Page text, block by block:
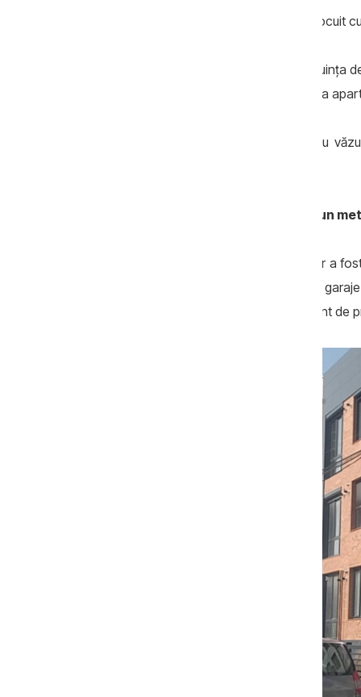
Omul legii ne-a spus că în acest timp a locuit
Întrebat de ce nu a trecut cu traiul în
omul legii ne-a dat asigurări că va raporta
Mai multe surse ne-au confirmat că l-au
Apartament cu 870 de euro pentru un
Complexul rezidenţial de la Valea Morilor a
niveluri, primul nivel fiind destinat pentru
termică şi fonică, iar ferestrele şi uşile sunt de